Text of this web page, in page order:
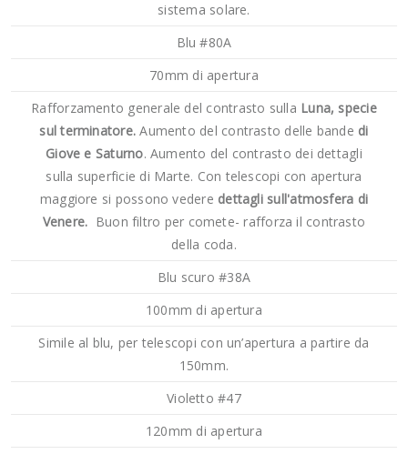
sistema solare.
Blu #80A
70mm di apertura
Rafforzamento generale del contrasto sulla Luna, specie
sul terminatore. Aumento del contrasto delle bande di
Giove e Saturno. Aumento del contrasto dei dettagli
sulla superficie di Marte. Con telescopi con apertura
maggiore si possono vedere dettagli sull'atmosfera di
Venere. Buon filtro per comete- rafforza il contrasto
della coda.
Blu scuro #38A
100mm di apertura
Simile al blu, per telescopi con un’apertura a partire da
150mm.
Violetto #47
120mm di apertura